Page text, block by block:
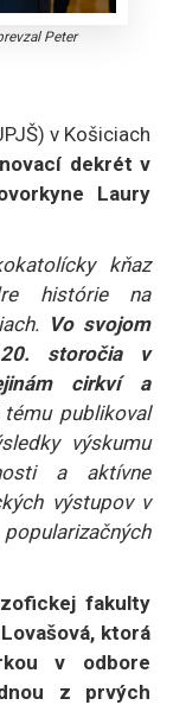
Peter
v Košiciach
dekrét v
Laury
kňaz
histórie na
Vo svojom
storočia v
cirkví a
tému publikoval
výskumu
a aktívne
výstupov v
fakulty
ktorá
v odbore
z prvých